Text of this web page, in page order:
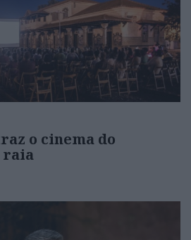
o cinema do
raia